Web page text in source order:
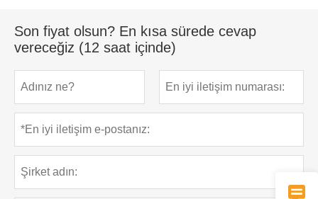
Son fiyat olsun? En kısa sürede cevap
vereceğiz (12 saat içinde)
